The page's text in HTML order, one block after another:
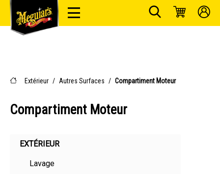
Extérieur / Autres Surfaces / Compartiment Moteur
Compartiment Moteur
EXTÉRIEUR
Lavage